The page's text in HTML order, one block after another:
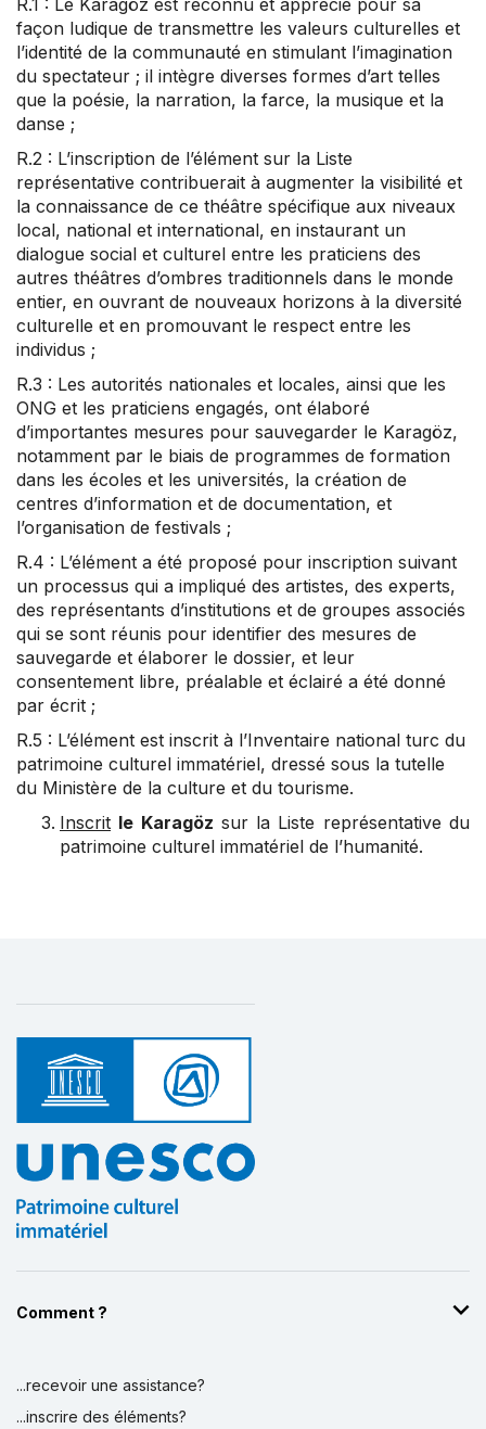
R.1 : Le Karagöz est reconnu et apprécié pour sa
façon ludique de transmettre les valeurs culturelles et
l’identité de la communauté en stimulant l’imagination
du spectateur ; il intègre diverses formes d’art telles
que la poésie, la narration, la farce, la musique et la
danse ;
R.2 : L’inscription de l’élément sur la Liste
représentative contribuerait à augmenter la visibilité et
la connaissance de ce théâtre spécifique aux niveaux
local, national et international, en instaurant un
dialogue social et culturel entre les praticiens des
autres théâtres d’ombres traditionnels dans le monde
entier, en ouvrant de nouveaux horizons à la diversité
culturelle et en promouvant le respect entre les
individus ;
R.3 : Les autorités nationales et locales, ainsi que les
ONG et les praticiens engagés, ont élaboré
d’importantes mesures pour sauvegarder le Karagöz,
notamment par le biais de programmes de formation
dans les écoles et les universités, la création de
centres d’information et de documentation, et
l’organisation de festivals ;
R.4 : L’élément a été proposé pour inscription suivant
un processus qui a impliqué des artistes, des experts,
des représentants d’institutions et de groupes associés
qui se sont réunis pour identifier des mesures de
sauvegarde et élaborer le dossier, et leur
consentement libre, préalable et éclairé a été donné
par écrit ;
R.5 : L’élément est inscrit à l’Inventaire national turc du
patrimoine culturel immatériel, dressé sous la tutelle
du Ministère de la culture et du tourisme.
Inscrit le Karagöz sur la Liste représentative du
patrimoine culturel immatériel de l’humanité.
Comment ?
...recevoir une assistance?
...inscrire des éléments?